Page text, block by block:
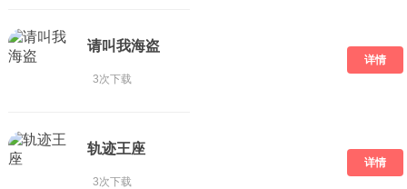
请叫我海盗
3次下载
详情
轨迹王座
3次下载
详情